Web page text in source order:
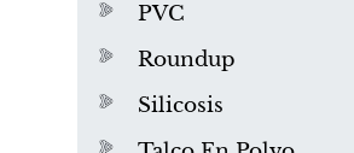
PVC
Roundup
Silicosis